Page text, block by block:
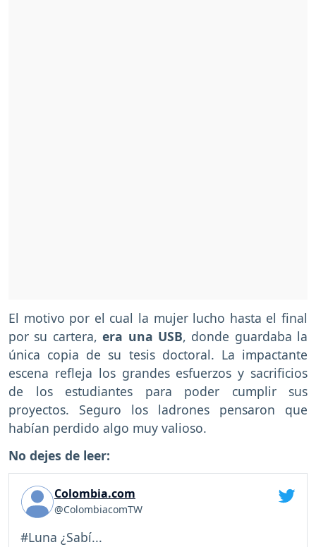
El motivo por el cual la mujer lucho hasta el final
por su cartera, era una USB, donde guardaba la
única copia de su tesis doctoral. La impactante
escena refleja los grandes esfuerzos y sacrificios
de los estudiantes para poder cumplir sus
proyectos. Seguro los ladrones pensaron que
habían perdido algo muy valioso.
No dejes de leer:
Colombia.com
@ColombiacomTW
#Luna ¿Sabí...